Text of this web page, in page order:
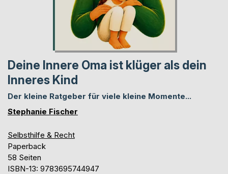
Deine Innere Oma ist klüger als dein
Inneres Kind
Der kleine Ratgeber für viele kleine Momente...
Stephanie Fischer
Selbsthilfe & Recht
Paperback
58 Seiten
ISBN-13: 9783695744947